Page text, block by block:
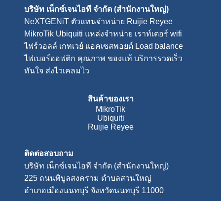
บริษัท เน็กซ์เจนไอที จำกัด (สำนักงานใหญ่)
NeXTGENiT ตัวแทนจำหน่าย Ruijie Reyee
MikroTik Ubiquiti แหล่งจำหน่าย เราท์เตอร์ wifi
ไฟร์วอลล์ เกทเวย์ แอคเซสพอยต์ Load balance
ไฟเบอร์ออฟติก คุณภาพ ของแท้ บริการรวดเร็ว
ทันใจ ส่งไวเคลมไว
สินค้าของเรา
MikroTik
Ubiquiti
Ruijie Reyee
ติดต่อสอบถาม
บริษัท เน็กซ์เจนไอที จำกัด (สำนักงานใหญ่)
225 ถนนพิบูลสงคราม ตำบลสวนใหญ่
อำเภอเมืองนนทบุรี จังหวัดนนทบุรี 11000